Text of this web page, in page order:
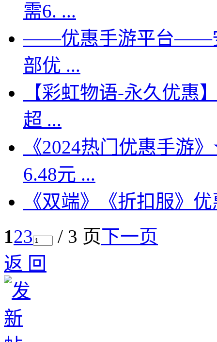
需6. ...
——优惠手游平台——
部优 ...
【彩虹物语-永久优惠
超 ...
《2024热门优惠手游
6.48元 ...
《双端》《折扣服》
123 / 3 页下一页
返 回